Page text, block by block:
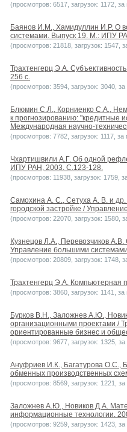
(просмотров: 6517, загрузок: 1172,
Баянов И.М., Хамидуллин И.Р. О
системами. Выпуск 19. М.: ИПУ
(просмотров: 21818, загрузок: 1547,
Трахтенгерц Э.А.
256 с.
(просмотров: 3594, загрузок: 3040,
Блюмин С.Л., Корниенко С.А.,
к прогнозированию: "кредитные
Международная научно-
(просмотров: 7782, загрузок: 1117,
Чхартишвили А.Г. Об одной
ИПУ РАН, 2003. С.123-128.
(просмотров: 11938, загрузок: 1759,
Самохина А. С., Сетуха А. В. и
городской застройке /
(просмотров: 22070, загрузок: 1580,
Кузнецов Л.А., Перевозчиков
Управление большими
(просмотров: 20809, загрузок: 1748,
Трахтенгерц Э.А. Компьютерная
(просмотров: 3860, загрузок: 1141,
Бурков В.Н., Заложнев А.Ю.,
организационными проектами /
ориентированные бизнес и
(просмотров: 9677, загрузок: 1325,
Ануфриев И.К., Багатурова О.С.,
обменных производственных
(просмотров: 8569, загрузок: 1221,
Заложнев А.Ю., Новиков Д.А.
информационные технологии.
(просмотров: 9259, загрузок: 1423,